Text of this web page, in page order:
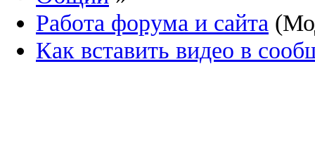
Работа форума и сайта
Как вставить видео в